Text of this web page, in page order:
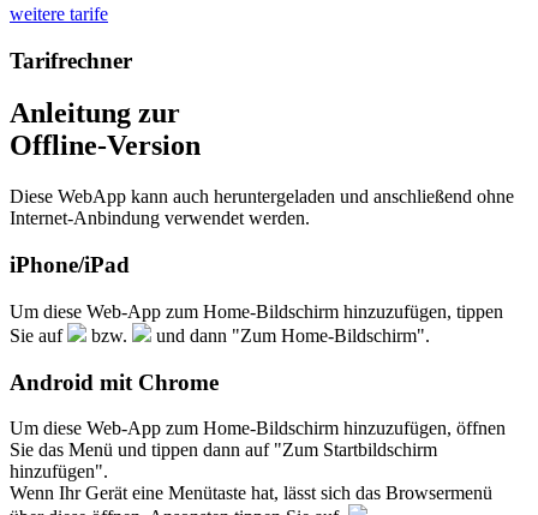
weitere tarife
Tarifrechner
Anleitung zur
Offline-Version
Diese WebApp kann auch heruntergeladen und anschließend ohne
Internet-Anbindung verwendet werden.
iPhone/iPad
Um diese Web-App zum Home-Bildschirm hinzuzufügen, tippen
Sie auf
bzw. und dann "Zum Home-Bildschirm".
Android mit Chrome
Um diese Web-App zum Home-Bildschirm hinzuzufügen, öffnen
Sie das Menü und tippen dann auf "Zum Startbildschirm
hinzufügen".
Wenn Ihr Gerät eine Menütaste hat, lässt sich das Browsermenü